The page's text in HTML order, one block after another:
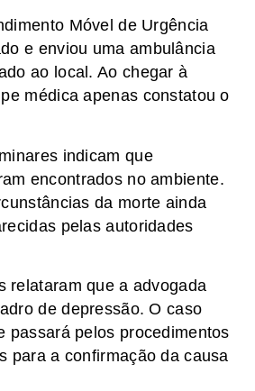
Móvel de Urgência
e enviou uma ambulância
ao local. Ao chegar à
médica apenas constatou o
indicam que
encontrados no ambiente.
da morte ainda
pelas autoridades
relataram que a advogada
de depressão. O caso
passará pelos procedimentos
para a confirmação da causa